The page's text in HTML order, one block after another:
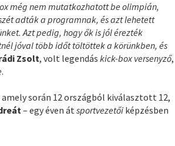
még nem mutatkozhatott be olimpián,
adták a programnak, és azt lehetett
Azt pedig, hogy ők is jól érezték
jóval több időt töltöttek a körünkben, és
Zsolt, volt legendáskick-box versenyző,
.
amely során 12 országból kiválasztott 12,
– egy éven átsportvezetői képzésben